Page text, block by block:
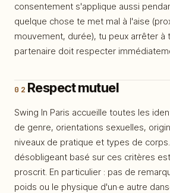
13 Planning
Participer
Lieu
Info
14 Code de conduite
15 Contact
consentement s'applique aussi
quelque chose te met mal à l'aise
mouvement, durée), tu peux arrêter à
partenaire doit respecter
02 Respect mutuel
Swing In Paris accueille toutes les
de genre, orientations sexuelles,
niveaux de pratique et types de
désobligeant basé sur ces critères
proscrit. En particulier : pas de
poids ou le physique d'un·e autre